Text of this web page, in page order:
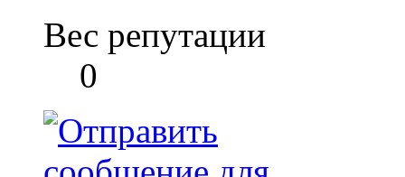
Вес репутации
0